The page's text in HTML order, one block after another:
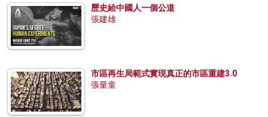
歷史給中國人一個公道
張建雄
市區再生局範式實現真正的市區重建3.0
張量童